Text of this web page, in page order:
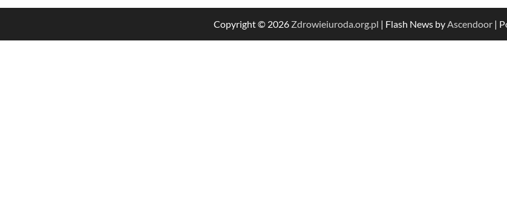
Copyright © 2026 Zdrowieiuroda.org.pl | Flash News byAscendoor |